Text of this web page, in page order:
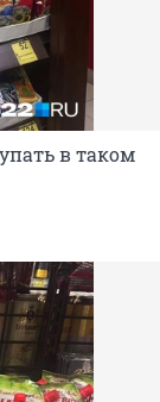
в таком